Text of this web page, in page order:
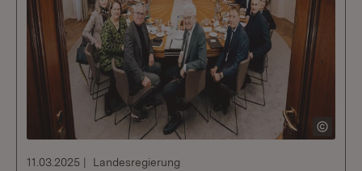
11.03.2025 Landesregierung